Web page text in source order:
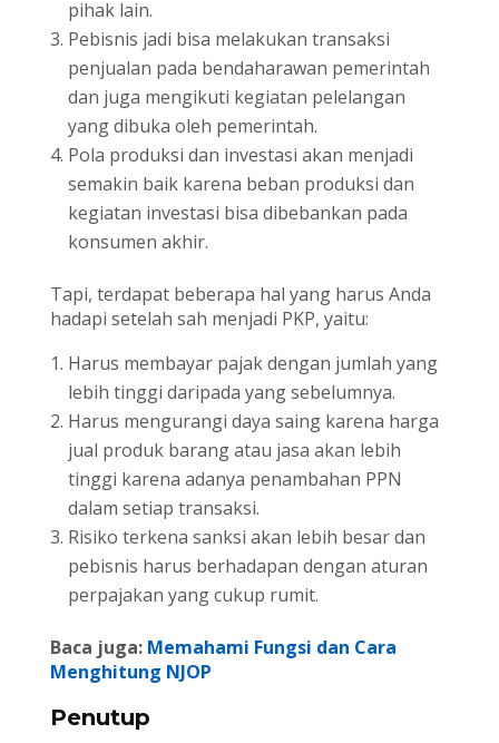
pihak lain.
Pebisnis jadi bisa melakukan transaksi
penjualan pada bendaharawan pemerintah
dan juga mengikuti kegiatan pelelangan
yang dibuka oleh pemerintah.
Pola produksi dan investasi akan menjadi
semakin baik karena beban produksi dan
kegiatan investasi bisa dibebankan pada
konsumen akhir.
Tapi, terdapat beberapa hal yang harus Anda
hadapi setelah sah menjadi PKP, yaitu:
Harus membayar pajak dengan jumlah yang
lebih tinggi daripada yang sebelumnya.
Harus mengurangi daya saing karena harga
jual produk barang atau jasa akan lebih
tinggi karena adanya penambahan PPN
dalam setiap transaksi.
Risiko terkena sanksi akan lebih besar dan
pebisnis harus berhadapan dengan aturan
perpajakan yang cukup rumit.
Baca juga: Memahami Fungsi dan Cara
Menghitung NJOP
Penutup